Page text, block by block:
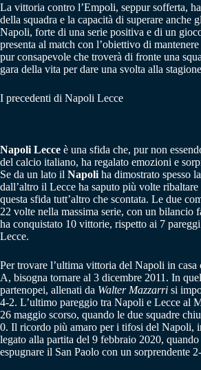
La vittoria contro l’Empoli, seppur sofferta,
della squadra e la capacità di superare
Napoli, forte di una serie positiva e di un
presenta al match con l’obiettivo di
pur consapevole che troverà di fronte una
gara della vita per dare una svolta alla
I precedenti di Napoli Lecce
Napoli Lecce è una sfida che, pur non
del calcio italiano, ha regalato emozioni e
Se da un lato il Napoli ha dimostrato spesso
dall’altro il Lecce ha saputo più volte
questa sfida tutt’altro che scontata. Le due
22 volte nella massima serie, con un bilancio
ha conquistato 10 vittorie, rispetto ai 7
Lecce.
Per trovare l’ultima vittoria del Napoli in
A, bisogna tornare al 3 dicembre 2011. In
partenopei, allenati da Walter Mazzarri si
4-2. L’ultimo pareggio tra Napoli e Lecce al
26 maggio scorso, quando le due squadre
0. Il ricordo più amaro per i tifosi del Napoli,
legato alla partita del 9 febbraio 2020,
espugnare il San Paolo con un sorprendente